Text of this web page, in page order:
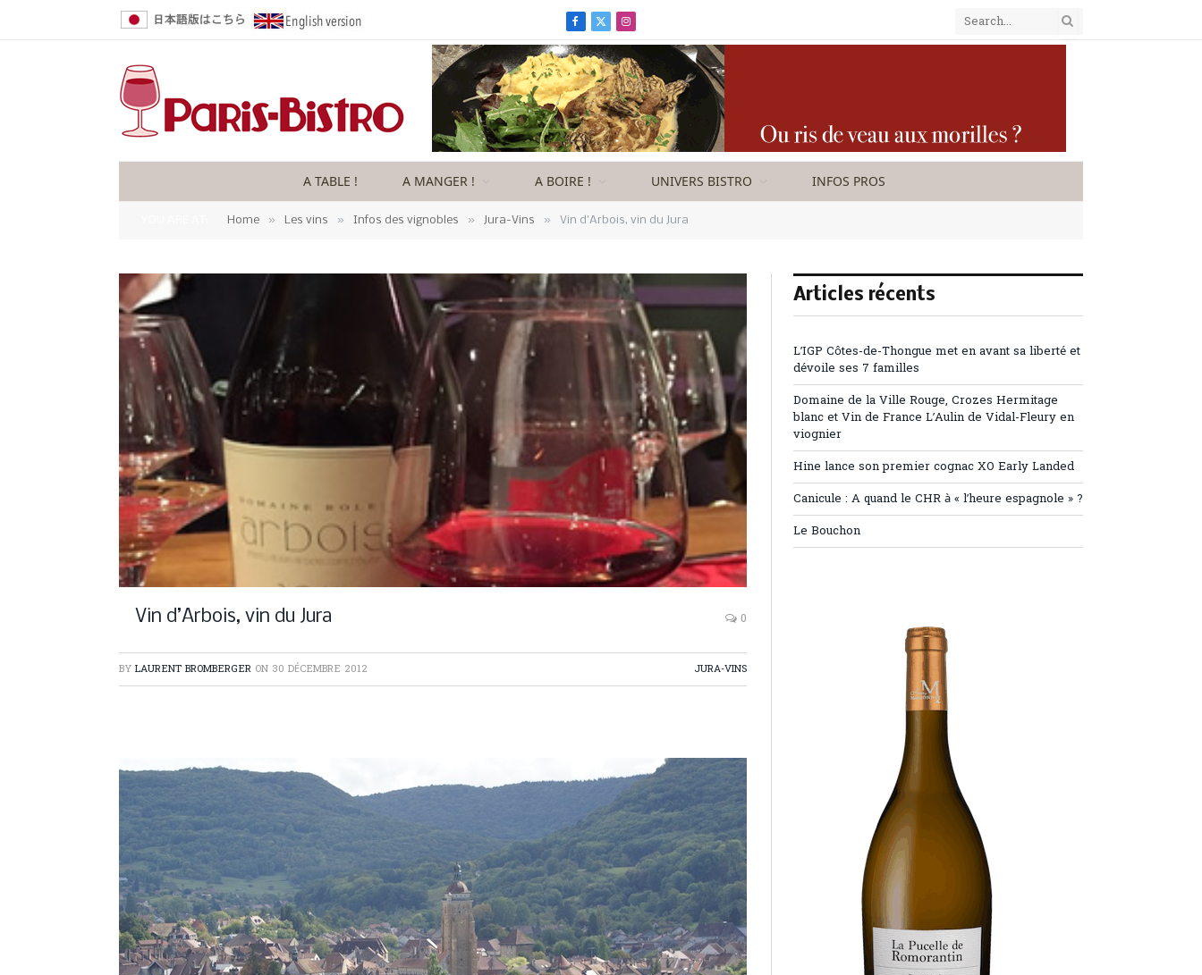
Facebook
X
(Twitter)
Instagram
A TABLE ! A MANGER ! A BOIRE ! UNIVERS BISTRO INFOS PROS
Home » Les vins » Infos des vignobles » Jura-Vins » Vin d’Arbois, vin du Jura
Vin d’Arbois, vin du Jura 0
BY LAURENT BROMBERGER ON 30 DÉCEMBRE 2012 JURA-VINS
Articles récents
L’IGP Côtes-de-Thongue met en avant sa liberté et
dévoile ses 7 familles
Domaine de la Ville Rouge, Crozes Hermitage
blanc et Vin de France L’Aulin de Vidal-Fleury en
viognier
Hine lance son premier cognac XO Early Landed
Canicule : A quand le CHR à « l’heure espagnole » ?
Le Bouchon